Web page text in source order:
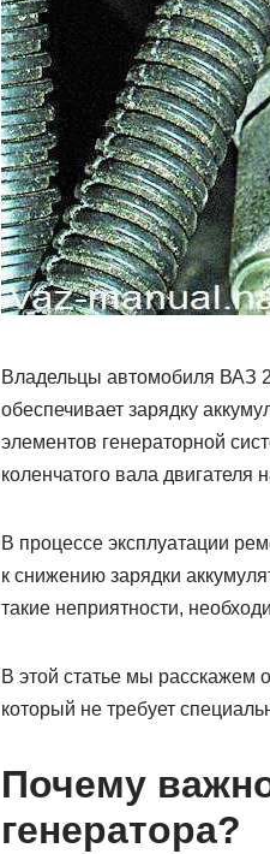
Владельцы автомобиля ВАЗ
обеспечивает зарядку
элементов генераторной
коленчатого вала двигателя
В процессе эксплуатации
к снижению зарядки
такие неприятности,
В этой статье мы расскажем
который не требует
Почему
генератора?